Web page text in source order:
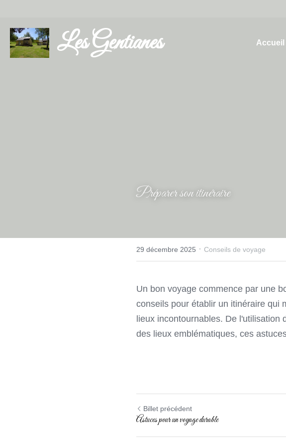
Les Gentianes Accueil
Préparer son itinéraire
29 décembre 2025 · Conseils de voyage
Un bon voyage commence par une
conseils pour établir un itinéraire qui
lieux incontournables. De
des lieux emblématiques, ces
Billet précédent
Astuces pour un voyage durable